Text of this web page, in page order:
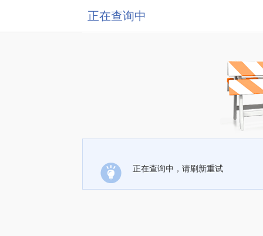
正在查询中
正在查询中，请刷新重试